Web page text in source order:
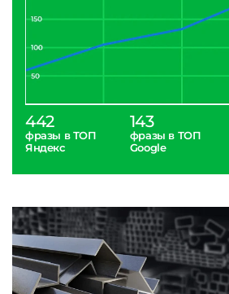
442
фразы в ТОП
Яндекс
143
фразы в ТОП
Google